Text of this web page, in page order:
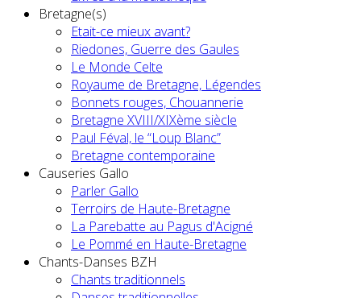
Bretagne(s)
Etait-ce mieux avant?
Riedones, Guerre des Gaules
Le Monde Celte
Royaume de Bretagne, Légendes
Bonnets rouges, Chouannerie
Bretagne XVIII/XIXème siècle
Paul Féval, le “Loup Blanc”
Bretagne contemporaine
Causeries Gallo
Parler Gallo
Terroirs de Haute-Bretagne
La Parebatte au Pagus d'Acigné
Le Pommé en Haute-Bretagne
Chants-Danses BZH
Chants traditionnels